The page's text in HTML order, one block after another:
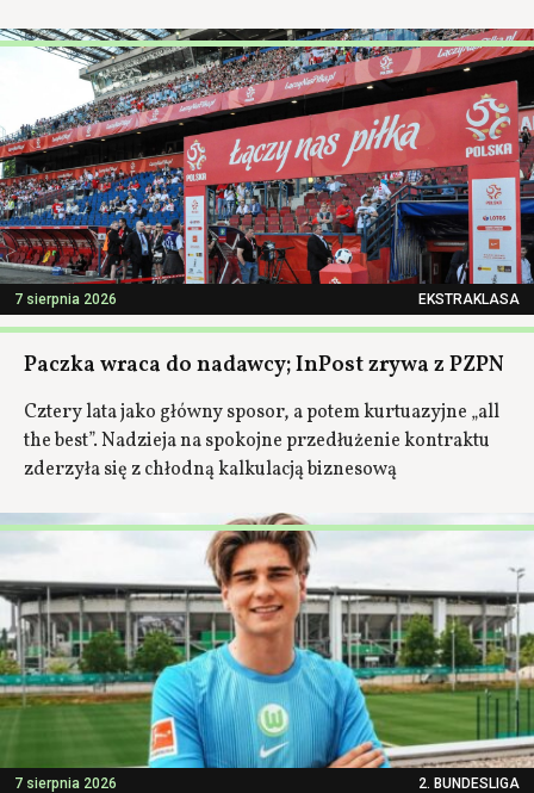
7 sierpnia 2026 EKSTRAKLASA
Paczka wraca do nadawcy; InPost zrywa z PZPN
Cztery lata jako główny sposor, a potem kurtuazyjne „all
the best”. Nadzieja na spokojne przedłużenie kontraktu
zderzyła się z chłodną kalkulacją biznesową
7 sierpnia 2026 2. BUNDESLIGA